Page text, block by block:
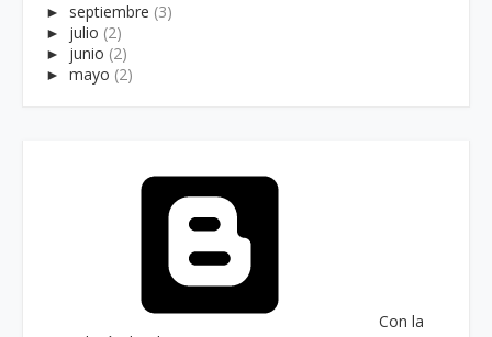
► septiembre (3)
► julio (2)
► junio (2)
► mayo (2)
Con la